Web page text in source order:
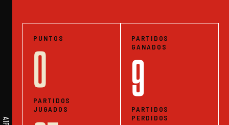
PUNTOS
0
PARTIDOS
JUGADOS
PARTIDOS
GANADOS
9
PARTIDOS
PERDIDOS